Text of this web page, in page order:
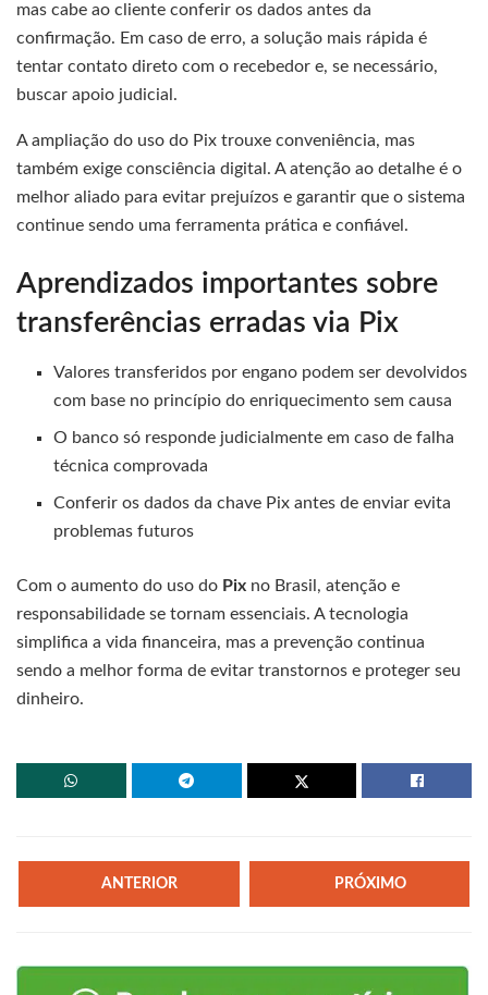
mas cabe ao cliente conferir os dados antes da
confirmação. Em caso de erro, a solução mais rápida é
tentar contato direto com o recebedor e, se necessário,
buscar apoio judicial.
A ampliação do uso do Pix trouxe conveniência, mas
também exige consciência digital. A atenção ao detalhe é o
melhor aliado para evitar prejuízos e garantir que o sistema
continue sendo uma ferramenta prática e confiável.
Aprendizados importantes sobre
transferências erradas via Pix
Valores transferidos por engano podem ser devolvidos
com base no princípio do enriquecimento sem causa
O banco só responde judicialmente em caso de falha
técnica comprovada
Conferir os dados da chave Pix antes de enviar evita
problemas futuros
Com o aumento do uso do Pix no Brasil, atenção e
responsabilidade se tornam essenciais. A tecnologia
simplifica a vida financeira, mas a prevenção continua
sendo a melhor forma de evitar transtornos e proteger seu
dinheiro.
ANTERIOR PRÓXIMO